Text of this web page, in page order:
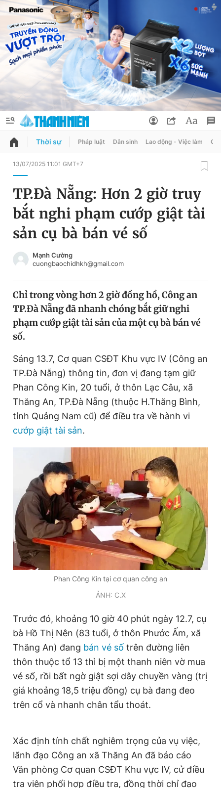
QUẢNG CÁO
Chuyên mục
Chuyên mục khác
Chào ngày mới
Video Magazine
Tiện ích Bạn cần biết
Thông tin tòa soạn Liên hệ quảng cáo
Đọc Thanh Niên trên điện thoại
Theo dõi báo trên
Hotline
0906 645 777
Liên hệ quảng cáo
0908 780 404
Tổng biên tập: Nguyễn Ngọc Toàn
Phó tổng biên tập thường trực: Hải Thành
Phó tổng biên tập: Lâm Hiếu Dũng
Phó tổng biên tập: Trần Việt Hưng
Tổng thư ký tòa soạn: Đức Trung
Giấy phép xuất bản số 110/GP - BTTTT cấp ngày 24.3.2020
© 2003-2026 Bản quyền thuộc về Báo Thanh Niên. Cấm sao
chép dưới mọi hình thức nếu không có sự chấp thuận bằng văn
bản. Phát triển bởi ePi Technologies, JSC.
Đổi mật khẩu
Tin đã lưu
Tin đã xem
Đăng xuất
Thời sự Pháp luật Dân sinh Lao động - Việc làm
13/07/2025 11:01 GMT+7
TP.Đà Nẵng: Hơn 2 giờ truy
bắt nghi phạm cướp giật tài
sản cụ bà bán vé số
Mạnh Cường
cuongbaochidhkh@gmail.com
Chỉ trong vòng hơn 2 giờ đồng hồ, Công an
TP.Đà Nẵng đã nhanh chóng bắt giữ nghi
phạm cướp giật tài sản của một cụ bà bán vé
số.
Sáng 13.7, Cơ quan CSĐT Khu vực IV (Công an
TP.Đà Nẵng) thông tin, đơn vị đang tạm giữ
Phan Công Kin, 20 tuổi, ở thôn Lạc Câu, xã
Thăng An, TP.Đà Nẵng (thuộc H.Thăng Bình,
tỉnh Quảng Nam cũ) để điều tra về hành vi
cướp giật tài sản.
Phan Công Kin tại cơ quan công an
ẢNH: C.X
Trước đó, khoảng 10 giờ 40 phút ngày 12.7, cụ
bà Hồ Thị Nên (83 tuổi, ở thôn Phước Ấm, xã
Thăng An) đang bán vé số trên đường liên
thôn thuộc tổ 13 thì bị một thanh niên vờ mua
vé số, rồi bất ngờ giật sợi dây chuyền vàng (trị
giá khoảng 18,5 triệu đồng) cụ bà đang đeo
trên cổ và nhanh chân tẩu thoát.
Xác định tính chất nghiêm trọng của vụ việc,
lãnh đạo Công an xã Thăng An đã báo cáo
Văn phòng Cơ quan CSĐT Khu vực IV, cử điều
tra viên phối hợp điều tra, đồng thời chỉ đạo